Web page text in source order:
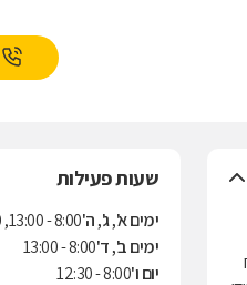
שעות פעילות
ימים א', ג', ה'8:00 - 13:00, 16:00 - 19:00
ימים ב', ד'8:00 - 13:00
יום ו'8:00 - 12:30